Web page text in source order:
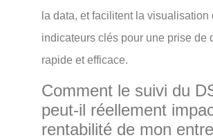
la data, et facilitent la visualisation
indicateurs clés pour une prise de
rapide et efficace.
Comment le suivi du
peut-il réellement
rentabilité de mon